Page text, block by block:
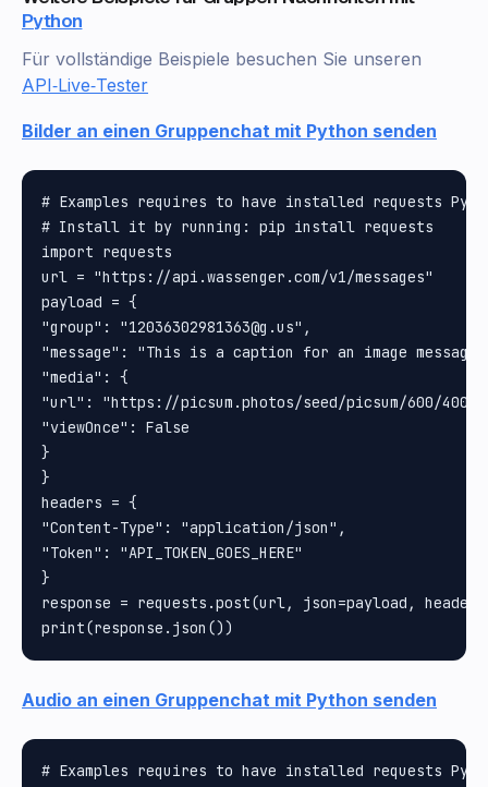
Python
Für vollständige Beispiele besuchen Sie unseren
API‑Live‑Tester
Bilder an einen Gruppenchat mit Python senden
# Examples requires to have installed requests
# Install it by running: pip install requests
import requests
url = "https://api.wassenger.com/v1/messages"
payload = {
"group": "12036302981363@g.us",
"message": "This is a caption for an image
"media": {
"url": "https://picsum.photos/seed/picsum/600/
"viewOnce": False
}
}
headers = {
"Content-Type": "application/json",
"Token": "API_TOKEN_GOES_HERE"
}
response = requests.post(url, json=payload,
Audio an einen Gruppenchat mit Python senden
# Examples requires to have installed requests